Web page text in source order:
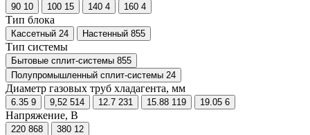
90 10 100 15 140 4 160 4
Тип блока
Кассетный 24 Настенный 855
Тип системы
Бытовые сплит-системы 855
Полупромышленный сплит-системы 24
Диаметр газовых труб хладагента, мм
6.35 9 9,52 514 12.7 231 15.88 119 19.05 6
Напряжение, В
220 868 380 12